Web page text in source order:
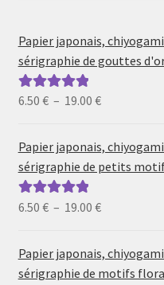
Papier japonais,
sérigraphie de gouttes
Note5.00sur
6.50 € – 19.00 €Plage
prix :
6.50 €
19.00 €
Papier japonais,
sérigraphie de petits
Note5.00sur
6.50 € – 19.00 €Plage
prix :
6.50 €
Papier japonais,
sérigraphie de motifs